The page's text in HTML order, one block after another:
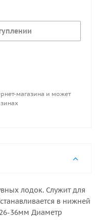
магазина и может
лодок. Служит для
в нижней
36мм Диаметр